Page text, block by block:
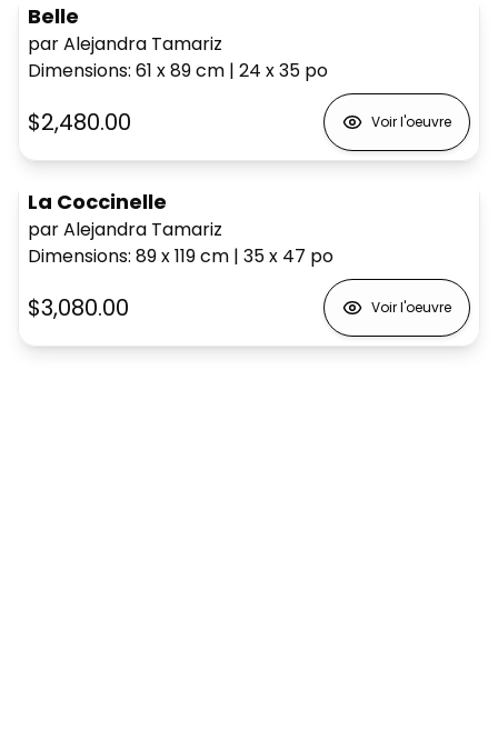
Belle
par Alejandra Tamariz
Dimensions: 61 x 89cm | 24 x 35 po
$2,480.00 Voir l'oeuvre
La Coccinelle
par Alejandra Tamariz
Dimensions: 89 x 119cm | 35 x 47 po
$3,080.00 Voir l'oeuvre